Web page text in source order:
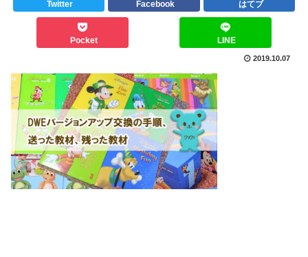
Twitter Facebook はてブ
Pocket LINE
2019.10.07